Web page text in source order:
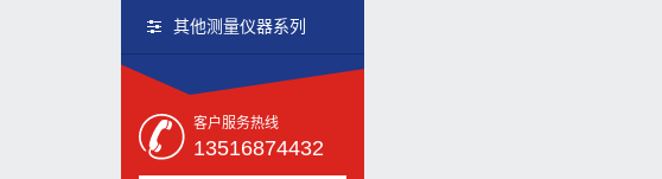
其他测量仪器系列
客户服务热线
13516874432